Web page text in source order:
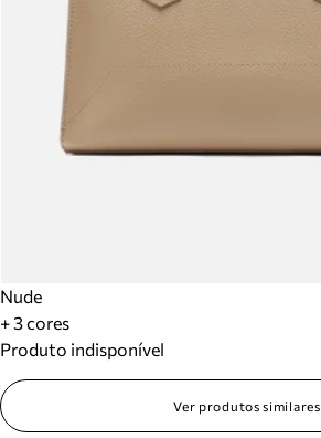
Nude
+ 3 cores
Produto indisponível
Ver produtos similares